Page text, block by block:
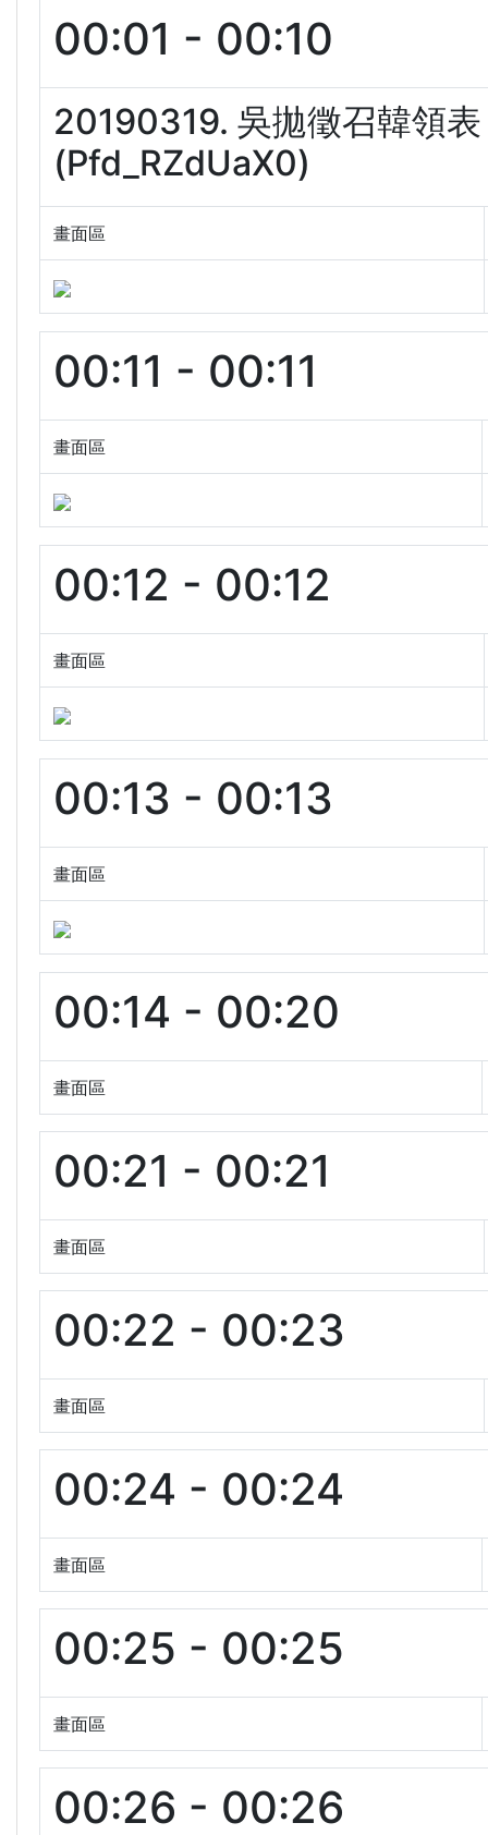
00:01 - 00:10
20190319. 吳拋徵召韓領
(Pfd_RZdUaX0)
畫面區
00:11 - 00:11
畫面區
00:12 - 00:12
畫面區
00:13 - 00:13
畫面區
00:14 - 00:20
畫面區
00:21 - 00:21
畫面區
00:22 - 00:23
畫面區
00:24 - 00:24
畫面區
00:25 - 00:25
畫面區
00:26 - 00:26